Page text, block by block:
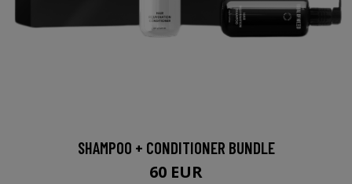
SHAMPOO + CONDITIONER BUNDLE
60 EUR